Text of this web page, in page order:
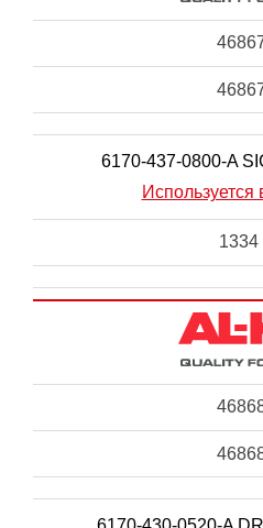
6170-437-0800-A
Используется
1334